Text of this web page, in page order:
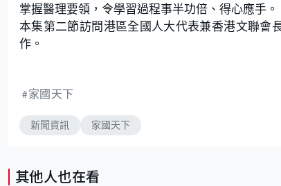
0
%
掌握醫理要領，令學習過程事半功倍、得心應手。
本集第二節訪問港區全國人大代表兼香港文聯會
作。
家國天下
新聞資訊 家國天下
其他人也在看